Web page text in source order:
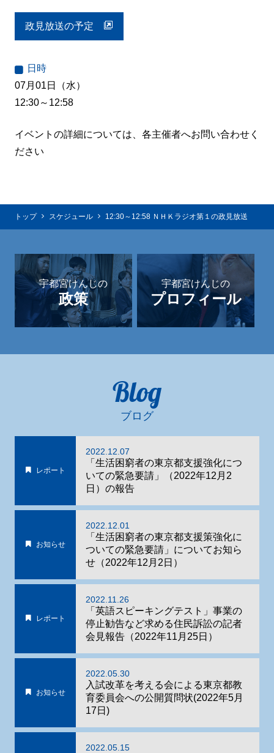
政見放送の予定
日時
07月01日（水）
12:30～12:58
イベントの詳細については、各主催者へお問い合わせく
ださい
トップ スケジュール 12:30～12:58 ＮＨＫラジオ第１の政見放送
宇都宮けんじの
政策
宇都宮けんじの
プロフィール
Blog
ブログ
レポート
2022.12.07
「生活困窮者の東京都支援強化につ
いての緊急要請」（2022年12月2
日）の報告
お知らせ
2022.12.01
「生活困窮者の東京都支援策強化に
ついての緊急要請」についてお知ら
せ（2022年12月2日）
レポート
2022.11.26
「英語スピーキングテスト」事業の
停止勧告など求める住民訴訟の記者
会見報告（2022年11月25日）
お知らせ
2022.05.30
入試改革を考える会による東京都教
育委員会への公開質問状(2022年5月
17日)
2022.05.15